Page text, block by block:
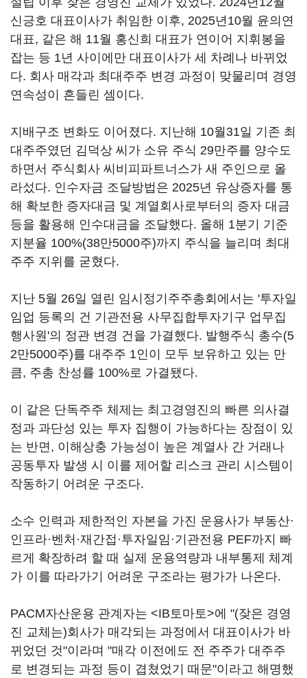
신긍호 대표이사가 취임한 이후, 2025년10월 윤의연
대표, 같은 해 11월 홍신희 대표가 연이어 지휘봉을
잡는 등 1년 사이에만 대표이사가 세 차례나 바뀌었
다. 회사 매각과 최대주주 변경 과정이 맞물리며 경영
연속성이 흔들린 셈이다.
지배구조 변화도 이어졌다. 지난해 10월31일 기존 최
대주주였던 김덕상 씨가 소유 주식 29만주를 양수도
하면서 주식회사 씨비피파트너스가 새 주인으로 올
라섰다. 인수자금 조달방법은 2025년 유상증자를 통
해 확보한 증자대금 및 계열회사로부터의 증자 대금
등을 활용해 인수대금을 조달했다. 올해 1분기 기준
지분율 100%(38만5000주)까지 주식을 늘리며 최대
주주 지위를 굳혔다.
지난 5월 26일 열린 임시정기주주총회에서는 '투자일
임업 등록의 건 기관전용 사무집합투자기구 업무집
행사원'의 정관 변경 건을 가결했다. 발행주식 총수(5
2만5000주)를 대주주 1인이 모두 보유하고 있는 만
큼, 주총 찬성률 100%로 가결됐다.
이 같은 단독주주 체제는 최고경영진의 빠른 의사결
정과 과단성 있는 투자 집행이 가능하다는 장점이 있
는 반면, 이해상충 가능성이 높은 계열사 간 거래나
공동투자 발생 시 이를 제어할 리스크 관리 시스템이
작동하기 어려운 구조다.
소수 인력과 제한적인 자본을 가진 운용사가 부동산·
인프라·벤처·재간접·투자일임·기관전용 PEF까지 빠
르게 확장하려 할 때 실제 운용역량과 내부통제 체계
가 이를 따라가기 어려운 구조라는 평가가 나온다.
PACM자산운용 관계자는 <IB토마토>에 "(잦은 경영
진 교체는)회사가 매각되는 과정에서 대표이사가 바
뀌었던 것"이라며 "매각 이전에도 전 주주가 대주주
로 변경되는 과정 등이 겹쳤었기 때문"이라고 해명했